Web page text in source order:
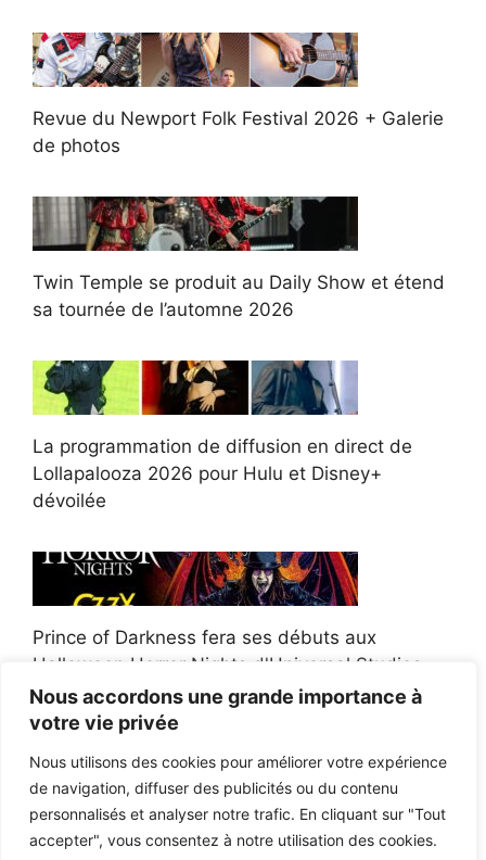
Nous accordons une grande importance à
votre vie privée
Nous utilisons des cookies pour améliorer votre expérience
de navigation, diffuser des publicités ou du contenu
personnalisés et analyser notre trafic. En cliquant sur "Tout
accepter", vous consentez à notre utilisation des cookies.
Revue du Newport Folk Festival 2026 + Galerie
de photos
Twin Temple se produit au Daily Show et étend
sa tournée de l’automne 2026
La programmation de diffusion en direct de
Lollapalooza 2026 pour Hulu et Disney+
dévoilée
Prince of Darkness fera ses débuts aux
Halloween Horror Nights d'Universal Studios
Afroman poursuit un policier de l'Ohio après la
victoire du jury en diffamation